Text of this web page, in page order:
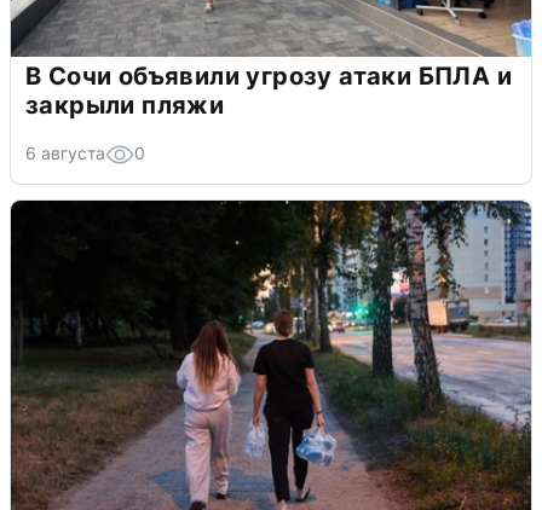
В Сочи объявили угрозу атаки БПЛА и
закрыли пляжи
6 августа 0